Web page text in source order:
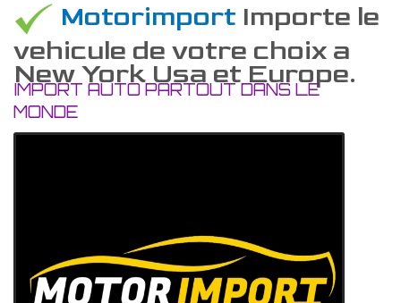
Motorimport Importe le
vehicule de votre choix a
New York Usa et Europe.
IMPORT AUTO PARTOUT DANS LE
MONDE